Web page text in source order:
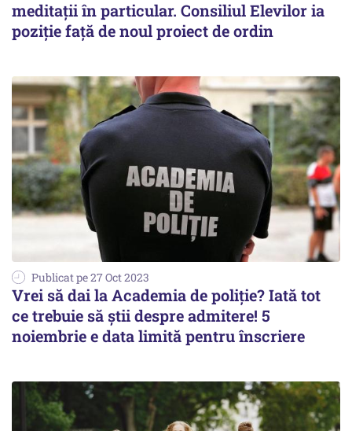
meditații în particular. Consiliul Elevilor ia
poziție față de noul proiect de ordin
Publicat pe 27 Oct 2023
Vrei să dai la Academia de poliție? Iată tot
ce trebuie să știi despre admitere! 5
noiembrie e data limită pentru înscriere